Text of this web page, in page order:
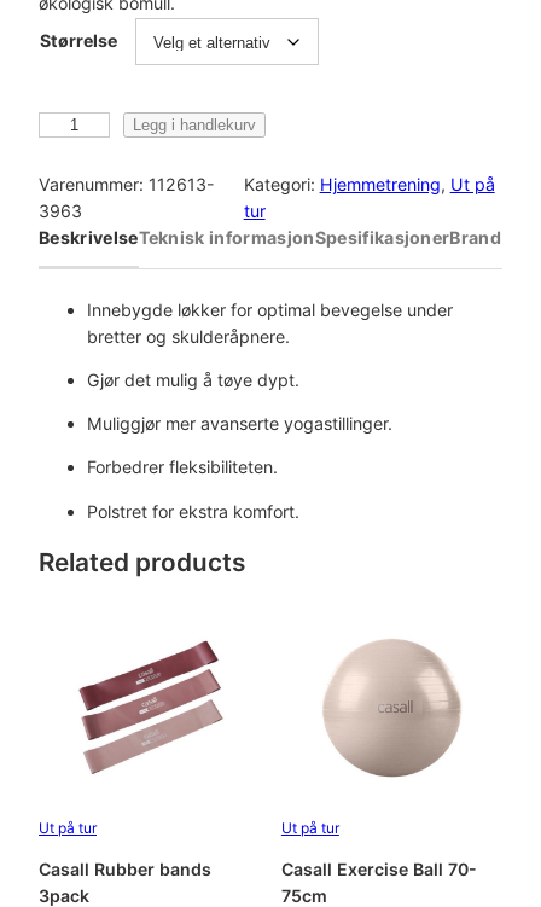
Størrelse
s
a
l
g
a
l
l
Legg i handlekurv
Varenummer: 112613-
3963
Kategori: Hjemmetrening, Ut på
tur
BeskrivelseTeknisk informasjonSpesifikasjonerBrand
Innebygde løkker for optimal bevegelse under
bretter og skulderåpnere.
Gjør det mulig å tøye dypt.
Muliggjør mer avanserte yogastillinger.
Forbedrer fleksibiliteten.
Polstret for ekstra komfort.
Related products
Ut på tur
Casall Rubber bands
3pack
Ut på tur
Casall Exercise Ball 70-
75cm